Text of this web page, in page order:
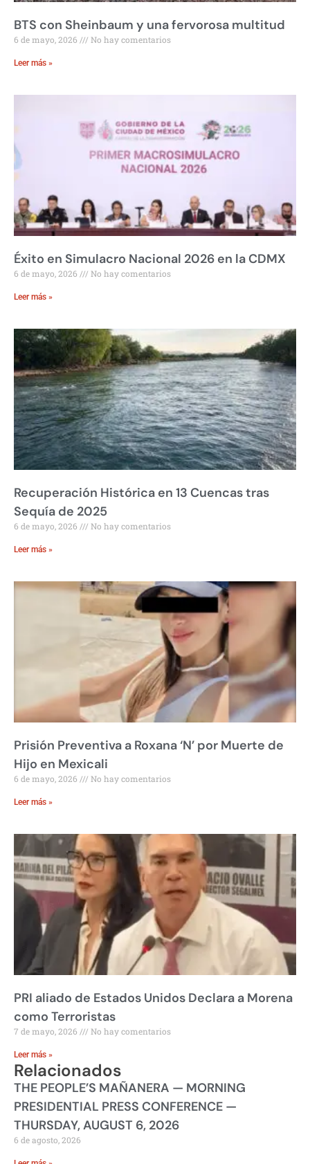
BTS con Sheinbaum y una fervorosa multitud
6 de mayo, 2026 No hay comentarios
Leer más »
Éxito en Simulacro Nacional 2026 en la CDMX
6 de mayo, 2026 No hay comentarios
Leer más »
Recuperación Histórica en 13 Cuencas tras
Sequía de 2025
6 de mayo, 2026 No hay comentarios
Leer más »
Prisión Preventiva a Roxana ‘N’ por Muerte de
Hijo en Mexicali
6 de mayo, 2026 No hay comentarios
Leer más »
PRI aliado de Estados Unidos Declara a Morena
como Terroristas
7 de mayo, 2026 No hay comentarios
Leer más »
Relacionados
THE PEOPLE’S MAÑANERA — MORNING
PRESIDENTIAL PRESS CONFERENCE —
THURSDAY, AUGUST 6, 2026
6 de agosto, 2026